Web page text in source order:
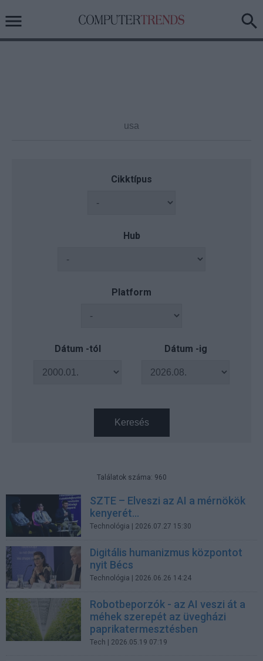
Cikktípus
Hub
Platform
Dátum -tól Dátum -ig
Keresés
Találatok száma: 960
SZTE – Elveszi az AI a mérnökök
kenyerét...
Technológia | 2026.07.27 15:30
Digitális humanizmus központot
nyit Bécs
Technológia | 2026.06.26 14:24
Robotbeporzók - az AI veszi át a
méhek szerepét az üvegházi
paprikatermesztésben
Tech | 2026.05.19 07:19